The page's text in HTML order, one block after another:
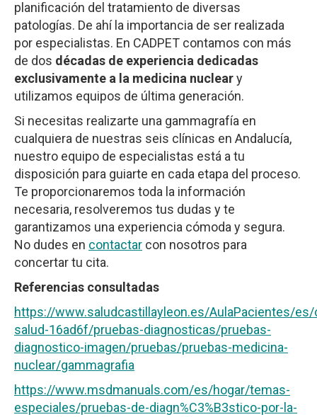
planificación del tratamiento de diversas
patologías. De ahí la importancia de ser realizada
por especialistas. En CADPET contamos con más
de dos décadas de experiencia dedicadas
exclusivamente a la medicina nucleary
utilizamos equipos de última generación.
Si necesitas realizarte una gammagrafía en
cualquiera de nuestras seis clínicas en Andalucía,
nuestro equipo de especialistas está a tu
disposición para guiarte en cada etapa del proceso.
Te proporcionaremos toda la información
necesaria, resolveremos tus dudas y te
garantizamos una experiencia cómoda y segura.
No dudes en contactar con nosotros para
concertar tu cita.
Referencias consultadas
https://www.saludcastillayleon.es/AulaPacientes/es/
salud-16ad6f/pruebas-diagnosticas/pruebas-
diagnostico-imagen/pruebas/pruebas-medicina-
nuclear/gammagrafia
https://www.msdmanuals.com/es/hogar/temas-
especiales/pruebas-de-diagn%C3%B3stico-por-la-